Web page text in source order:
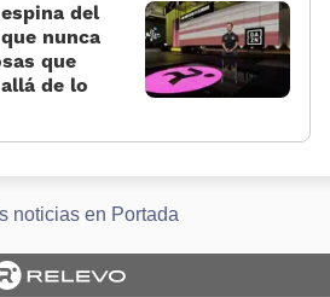
del
nunca
que
de lo
noticias en Portada